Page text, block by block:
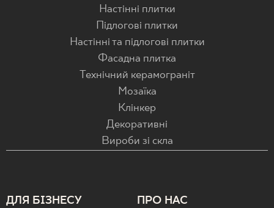
Настінні плитки
Підлогові плитки
Настінні та підлогові плитки
Фасадна плитка
Технічний керамограніт
Мозаїка
Клінкер
Декоративні
Вироби зі скла
ДЛЯ БІЗНЕСУ ПРО НАС